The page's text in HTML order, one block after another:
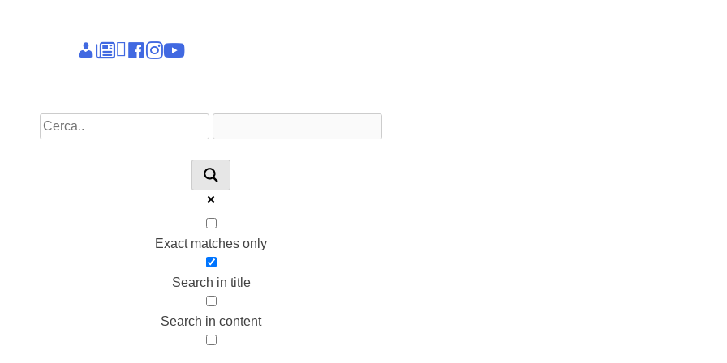
Epieikeia
Dettagli
News
Linkedin
facebook
instagram
youtube
Exact matches only
Search in title
Search in content